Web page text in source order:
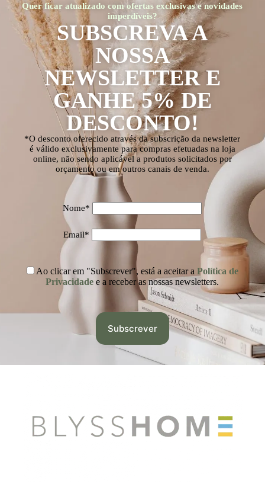
Quer ficar atualizado com ofertas exclusivas e novidades
imperdíveis?
SUBSCREVA A
NOSSA
NEWSLETTER E
GANHE 5% DE
DESCONTO!
*O desconto oferecido através da subscrição da newsletter
é válido exclusivamente para compras efetuadas na loja
online, não sendo aplicável a produtos solicitados por
orçamento ou em outros canais de venda.
Nome*
Email*
Ao clicar em "Subscrever", está a aceitar a Política de
Privacidade e a receber as nossas newsletters.